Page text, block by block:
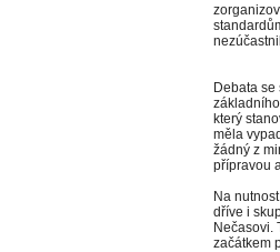
Debata
který
měla
žádný z
přípravou
Na
dříve i
Nečasovi.
začátkem